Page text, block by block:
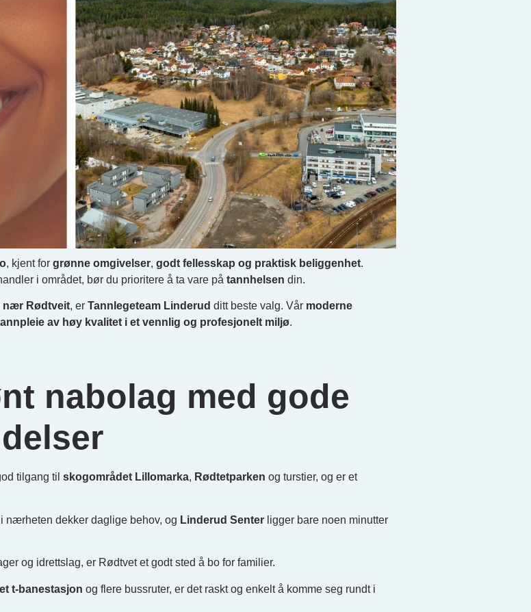
, kjent for grønne omgivelser, godt fellesskap og praktisk beliggenhet.
i området, bør du prioritere å ta vare på tannhelsen din.
nær Rødtveit, er Tannlegeteam Linderud ditt beste valg. Vår moderne
av høy kvalitet i et vennlig og profesjonelt miljø.
nabolag med gode
tilgang tilskogområdet Lillomarka, Rødtetparken og turstier, og er et
nærheten dekker daglige behov, og Linderud Senter ligger bare noen minutter
og idrettslag, er Rødtvet et godt sted å bo for familier.
t-banestasjonog flere bussruter, er det raskt og enkelt å komme seg rundt i